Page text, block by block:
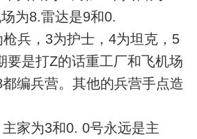
为8.雷达是9和0.
兵，3为护士，4为坦克，5
要是打Z的话重工厂和飞机场
编兵营。其他的兵营手点造
家为3和0. 0号永远是主